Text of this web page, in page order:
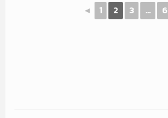
◄ 1 2 3 ... 6